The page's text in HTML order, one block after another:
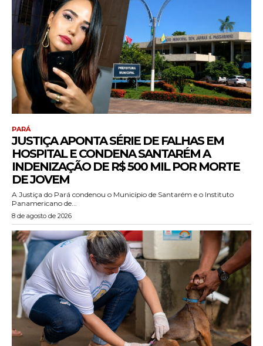
PARÁ
JUSTIÇA APONTA SÉRIE DE FALHAS EM
HOSPITAL E CONDENA SANTARÉM A
INDENIZAÇÃO DE R$ 500 MIL POR MORTE
DE JOVEM
A Justiça do Pará condenou o Município de Santarém e o Instituto
Panamericano de...
8 de agosto de 2026